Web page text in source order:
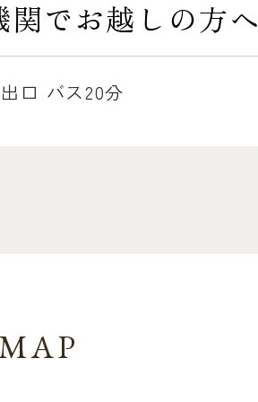
関でお越しの方へ
口 バス20分